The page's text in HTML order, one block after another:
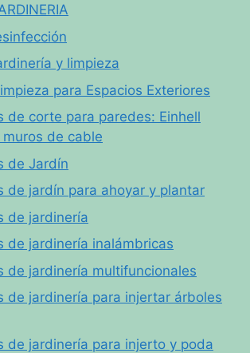
y limpieza
para Espacios Exteriores
de corte para paredes: Einhell
de cable
de Jardín
de jardín para ahoyar y plantar
de jardinería
de jardinería inalámbricas
de jardinería multifuncionales
de jardinería para injertar árboles
de jardinería para injerto y poda